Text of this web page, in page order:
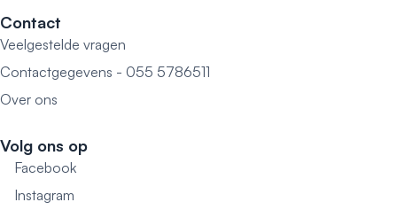
Contact
Veelgestelde vragen
Contactgegevens - 055 5786511
Over ons
Volg ons op
Facebook
Instagram